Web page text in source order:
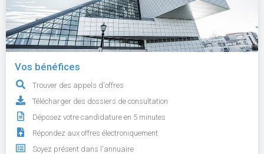
Vos bénéfices
Trouver des appels d'offres
Télécharger des dossiers de consultation
Déposez votre candidature en 5 minutes
Répondez aux offres électroniquement
Soyez présent dans l'annuaire